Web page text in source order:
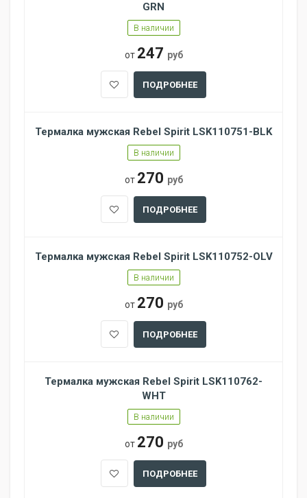
GRN
В наличии
от 247 руб
ПОДРОБНЕЕ
Термалка мужская Rebel Spirit LSK110751-BLK
В наличии
от 270 руб
ПОДРОБНЕЕ
Термалка мужская Rebel Spirit LSK110752-OLV
В наличии
от 270 руб
ПОДРОБНЕЕ
Термалка мужская Rebel Spirit LSK110762-
WHT
В наличии
от 270 руб
ПОДРОБНЕЕ